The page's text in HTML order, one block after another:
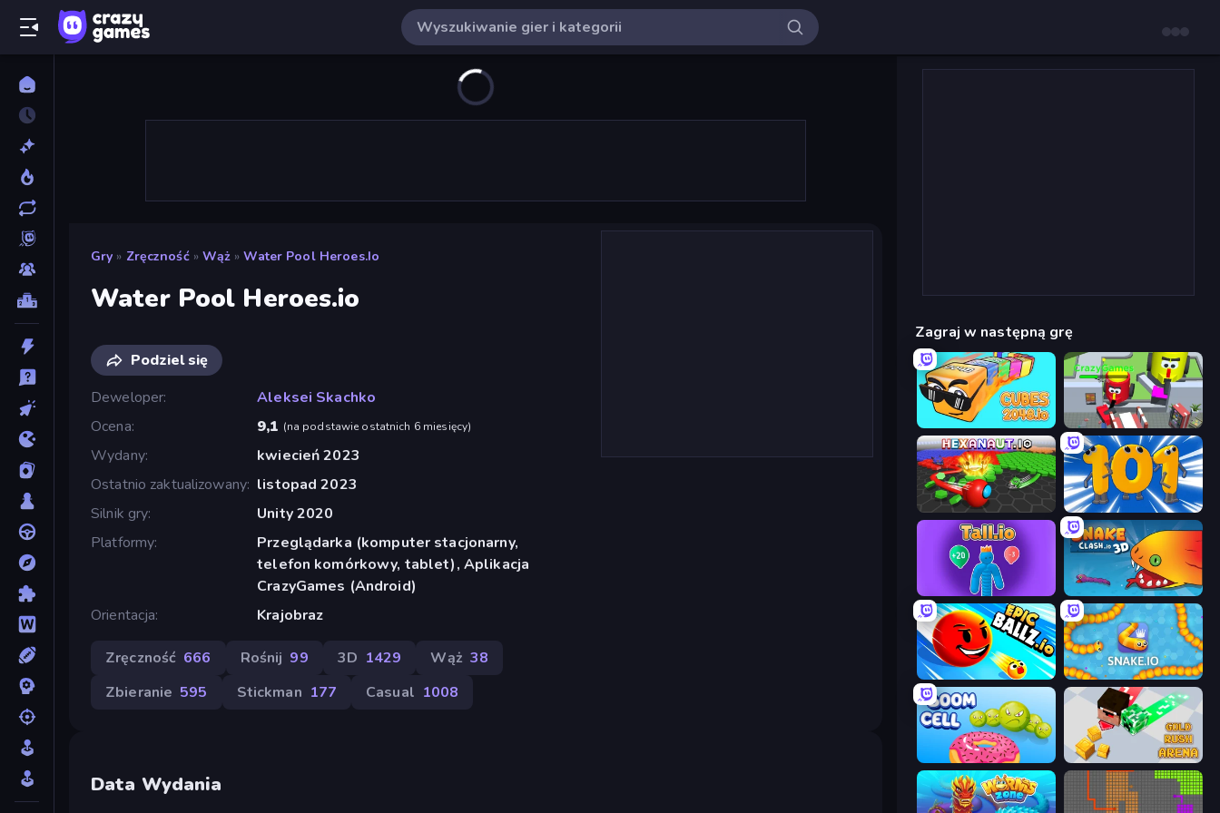
Gry » Zręczność » Wąż » Water Pool Heroes.io
Water Pool Heroes.io
Podziel się
Deweloper
Aleksei Skachko
Ocena
9,1 (na podstawie ostatnich 6 miesięcy)
Wydany
kwiecień 2023
Ostatnio zaktualizowany listopad 2023
Silnik gry
Unity 2020
Platformy
Przeglądarka (komputer stacjonarny,
telefon komórkowy, tablet), Aplikacja
CrazyGames (Android)
Orientacja
Krajobraz
Zręczność 666 Rośnij 99 3D 1429 Wąż 38
Zbieranie 595 Stickman 177 Casual 1008
Data Wydania
Zagraj w następną grę
Cubes 2048.io CleanUp.IO
Hexanaut.io Numbers Arena
Tall.io Snake Clash.io
EpicBallz.io Snake.io
Boom Cell Gold Rush Arena